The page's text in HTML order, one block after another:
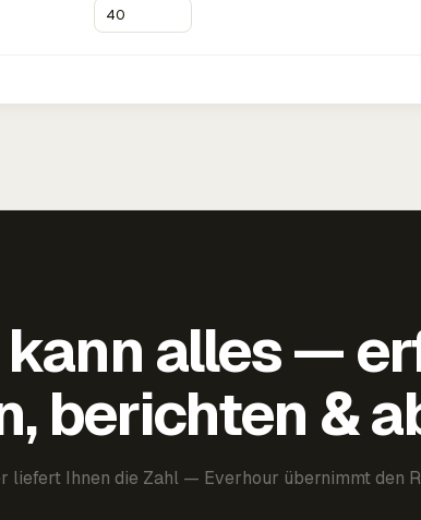
alles —
berichten &
liefert Ihnen die Zahl — Everhour übernimmt den